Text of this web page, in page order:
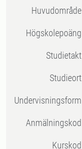
Huvudområde
högskolepoäng
Studietakt
Studieort
Undervisningsform
Anmälningskod
Kurskod